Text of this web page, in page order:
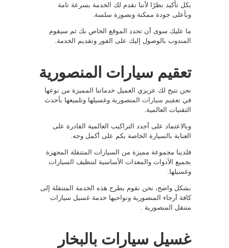
بكل تأكيد نظرًا لأننا نقدم لك الخدمة بسرعة تامة
وبأعلى جودة ممكنة وبصورة سلسة.
ما عليك سوى أن تحدد الموقع الخاص بك ثم سيقوم
المندوب بالوصول إليك على الفور وتقديم الخدمة.
تعقيم سيارات المنصورية
نحن نتيح لك عزيزي العميل خدماتنا المميزة من نوعها
في تعقيم سيارات المنصورية وغسيلها وتلميعها بأحدث
التقنيات العالمية.
وبالاعتماد على أجدد التراكيب العالمية القادرة على
العناية بالسيارة الخاصة بكم على أكمل وجه.
فلدينا مجموعة مميزة من السيارات المتنقلة المجهزة
بجميع الأدوات والمعدات الأساسية لتنظيف السيارات
وغسيلها.
بشكل واضح، نحن نقوم بطرح هذه الخدمة المتنقلة إلى
كافة أرجاء المنصورية ونواحيها خدمة غسيل سيارات
متنقل المنصورية .
غسيل سيارات بالبخار